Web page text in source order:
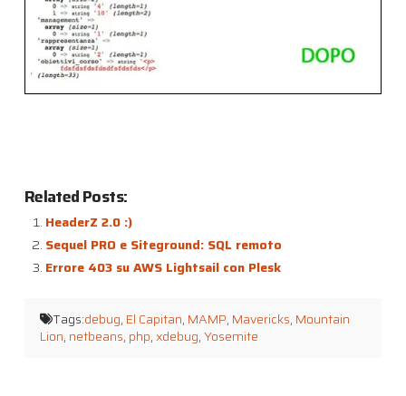
Related Posts:
HeaderZ 2.0 :)
Sequel PRO e Siteground: SQL remoto
Errore 403 su AWS Lightsail con Plesk
Tags:debug, El Capitan, MAMP, Mavericks, Mountain
Lion, netbeans, php,xdebug,Yosemite